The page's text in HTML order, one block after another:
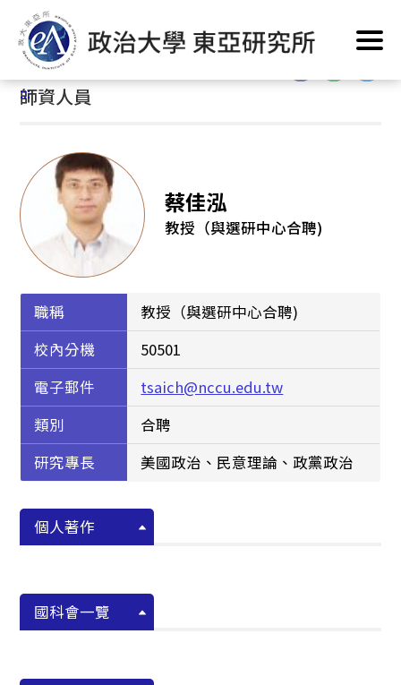
到
要
內
首頁/
:::
:::
師資人員
蔡佳泓
教授（與選研中心合聘)
職稱
教授（與選研中心合聘)
校內分機
50501
電子郵件
tsaich@nccu.edu.tw
類別
合聘
研究專長
美國政治、民意理論、政黨政治
個人著作
國科會一覽